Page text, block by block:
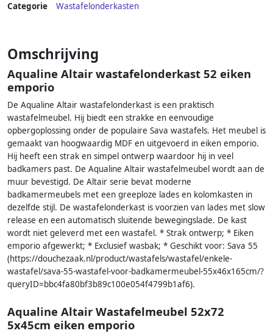
Categorie Wastafelonderkasten
Omschrijving
Aqualine Altair wastafelonderkast 52 eiken
emporio
De Aqualine Altair wastafelonderkast is een praktisch
wastafelmeubel. Hij biedt een strakke en eenvoudige
opbergoplossing onder de populaire Sava wastafels. Het meubel is
gemaakt van hoogwaardig MDF en uitgevoerd in eiken emporio.
Hij heeft een strak en simpel ontwerp waardoor hij in veel
badkamers past. De Aqualine Altair wastafelmeubel wordt aan de
muur bevestigd. De Altair serie bevat moderne
badkamermeubels met een greeploze lades en kolomkasten in
dezelfde stijl. De wastafelonderkast is voorzien van lades met slow
release en een automatisch sluitende bewegingslade. De kast
wordt niet geleverd met een wastafel. * Strak ontwerp; * Eiken
emporio afgewerkt; * Exclusief wasbak; * Geschikt voor: Sava 55
(https://douchezaak.nl/product/wastafels/wastafel/enkele-
wastafel/sava-55-wastafel-voor-badkamermeubel-55x46x165cm/?
queryID=bbc4fa80bf3b89c100e054f4799b1af6).
Aqualine Altair Wastafelmeubel 52x72
5x45cm eiken emporio